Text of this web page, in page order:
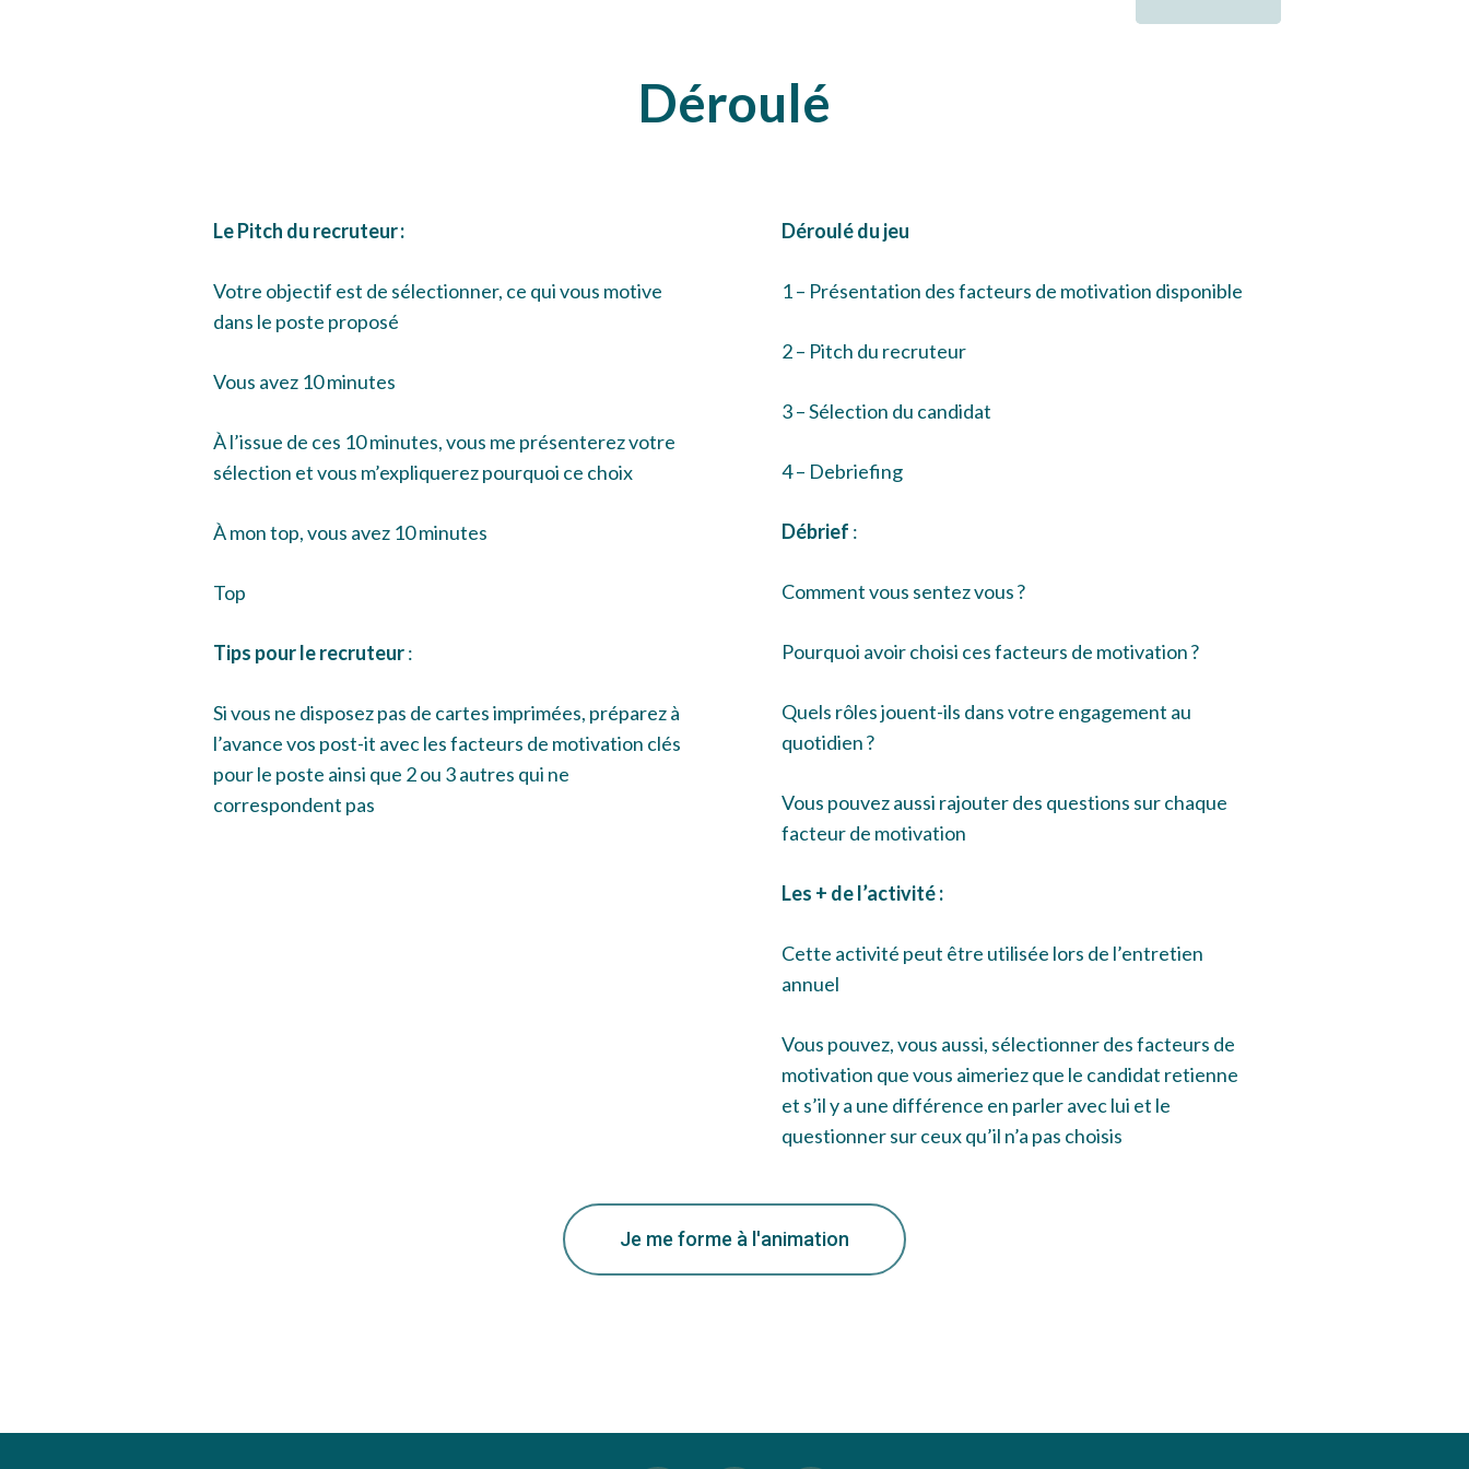
Déroulé
Le Pitch du recruteur :
Votre objectif est de sélectionner, ce qui vous motive
dans le poste proposé
Vous avez 10 minutes
À l’issue de ces 10 minutes, vous me présenterez votre
sélection et vous m’expliquerez pourquoi ce choix
À mon top, vous avez 10 minutes
Top
Tips pour le recruteur:
Si vous ne disposez pas de cartes imprimées, préparez à
l’avance vos post-it avec les facteurs de motivation clés
pour le poste ainsi que 2 ou 3 autres qui ne
correspondent pas
Déroulé du jeu
1 – Présentation des facteurs de motivation disponible
2 – Pitch du recruteur
3 – Sélection du candidat
4 – Debriefing
Débrief :
Comment vous sentez vous ?
Pourquoi avoir choisi ces facteurs de motivation ?
Quels rôles jouent-ils dans votre engagement au
quotidien ?
Vous pouvez aussi rajouter des questions sur chaque
facteur de motivation
Les + de l’activité :
Cette activité peut être utilisée lors de l’entretien
annuel
Vous pouvez, vous aussi, sélectionner des facteurs de
motivation que vous aimeriez que le candidat retienne
et s’il y a une différence en parler avec lui et le
questionner sur ceux qu’il n’a pas choisis
Je me forme à l'animation